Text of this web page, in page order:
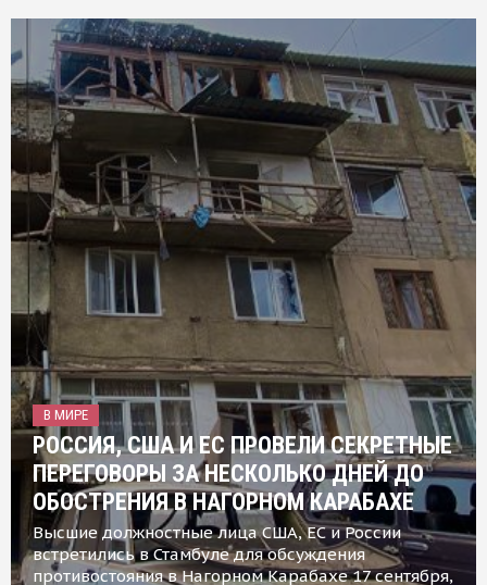
В МИРЕ
РОССИЯ, США И ЕС ПРОВЕЛИ СЕКРЕТНЫЕ
ПЕРЕГОВОРЫ ЗА НЕСКОЛЬКО ДНЕЙ ДО
ОБОСТРЕНИЯ В НАГОРНОМ КАРАБАХЕ
Высшие должностные лица США, ЕС и России
встретились в Стамбуле для обсуждения
противостояния в Нагорном Карабахе 17 сентября,